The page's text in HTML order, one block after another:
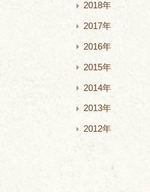
2018年
2017年
2016年
2015年
2014年
2013年
2012年